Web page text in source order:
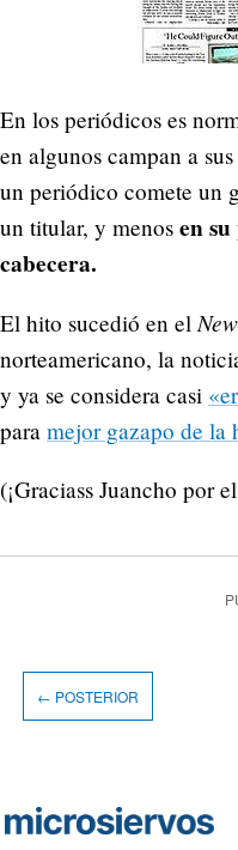
En los periódicos es
en algunos campan a
un periódico comete un
un titular, y menos en
cabecera.
El hito sucedió en el
norteamericano, la
y ya se considera casi
para mejor gazapo de la
(¡Graciass Juancho por
← POSTERIOR